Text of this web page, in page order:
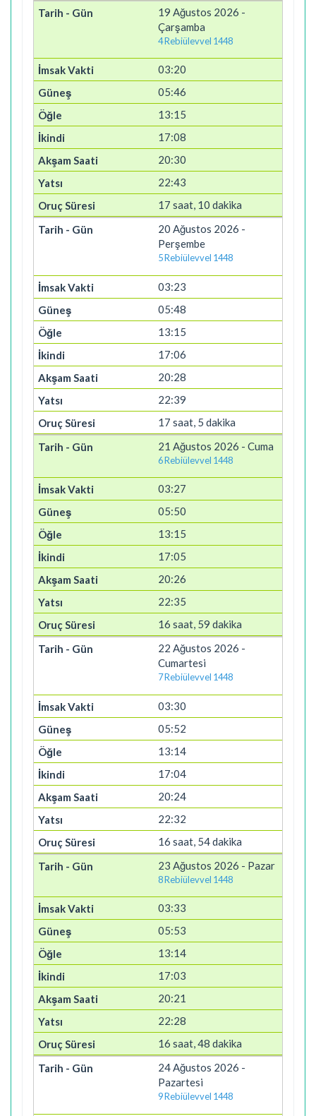
19 Ağustos 2026 -
Çarşamba
4 Rebiülevvel 1448
03:20
05:46
13:15
17:08
20:30
22:43
17 saat, 10 dakika
20 Ağustos 2026 -
Perşembe
5 Rebiülevvel 1448
03:23
05:48
13:15
17:06
20:28
22:39
17 saat, 5 dakika
21 Ağustos 2026 - Cuma
6 Rebiülevvel 1448
03:27
05:50
13:15
17:05
20:26
22:35
16 saat, 59 dakika
22 Ağustos 2026 -
Cumartesi
7 Rebiülevvel 1448
03:30
05:52
13:14
17:04
20:24
22:32
16 saat, 54 dakika
23 Ağustos 2026 - Pazar
8 Rebiülevvel 1448
03:33
05:53
13:14
17:03
20:21
22:28
16 saat, 48 dakika
24 Ağustos 2026 -
Pazartesi
9 Rebiülevvel 1448